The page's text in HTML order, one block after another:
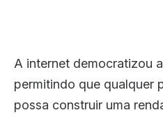
A internet democratizou
permitindo que qualquer
possa construir uma